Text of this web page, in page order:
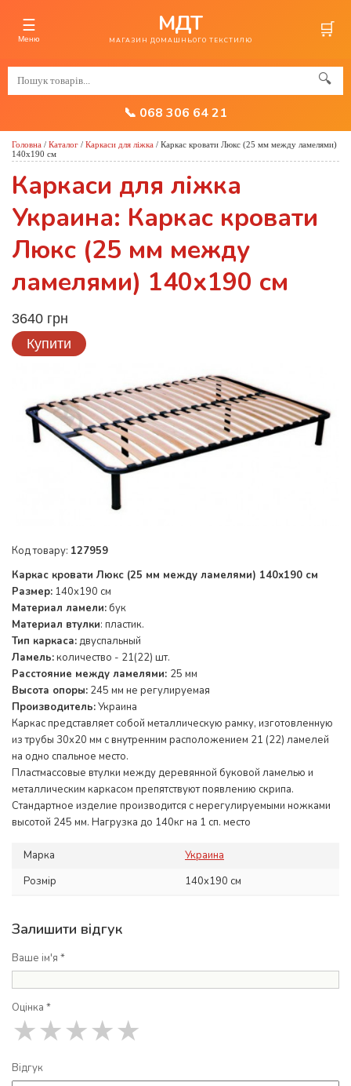
☰
Меню
МДТ
МАГАЗИН ДОМАШНЬОГО ТЕКСТИЛЮ 🛒
🔍
📞 068 306 64 21
Головна / Каталог / Каркаси для ліжка / Каркас кровати Люкс (25 мм между ламелями)
140х190 см
Каркаси для ліжка
Украина: Каркас кровати
Люкс (25 мм между
ламелями) 140х190 см
3640 грн
Купити
Код товару: 127959
Каркас кровати Люкс (25 мм между ламелями) 140х190 см
Размер: 140х190 см
Материал ламели:бук
Материал втулки: пластик.
Тип каркаса:двуспальный
Ламель:количество - 21(22) шт.
Расстояние между ламелями: 25 мм
Высота опоры: 245 мм не регулируемая
Производитель:Украина
Каркас представляет собой металлическую рамку, изготовленную
из трубы 30х20 мм с внутренним расположением 21 (22) ламелей
на одно спальное место.
Пластмассовые втулки между деревянной буковой ламелью и
металлическим каркасом препятствуют появлению скрипа.
Стандартное изделие производится с нерегулируемыми ножками
высотой 245 мм. Нагрузка до 140кг на 1 сп. место
Марка
Украина
Розмір
140x190 см
Залишити відгук
Ваше ім'я *
Оцінка *
★
★
★
★
★
Відгук